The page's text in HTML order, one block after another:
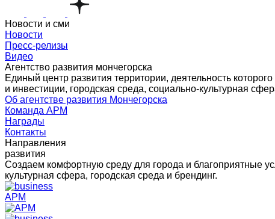
Новости и сми
Новости
Пресс-релизы
Видео
Агентство развития мончегорска
Единый центр развития территории, деятельность
и инвестиции, городская среда, социально-культурная
Об агентстве развития Мончегорска
Команда АРМ
Награды
Контакты
Направления
развития
Создаем комфортную среду для города и благоприятные
культурная сфера, городская среда и брендинг.
АРМ